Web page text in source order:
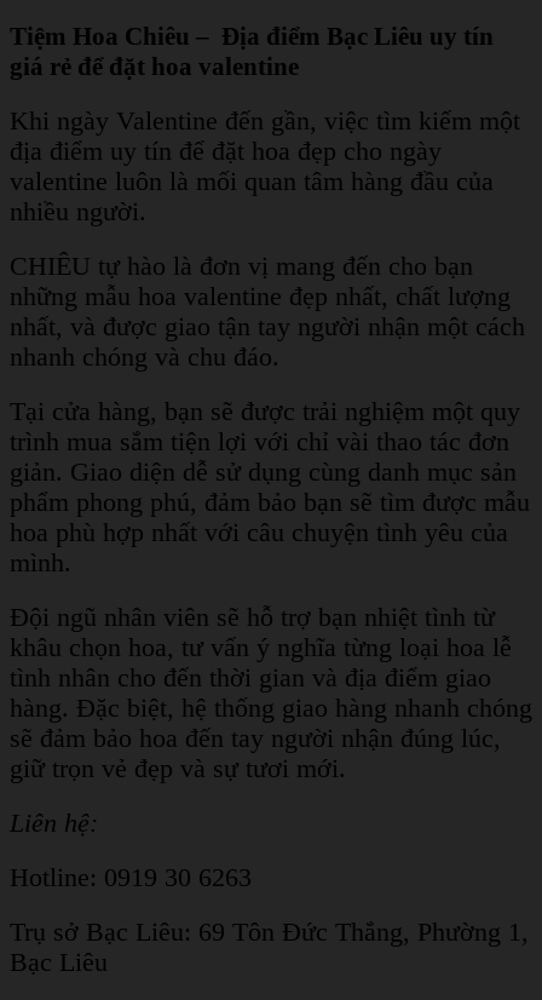
Tiệm Hoa Chiêu – Địa điểm Bạc Liêu uy tín
giá rẻ để đặt hoa valentine
Khi ngày Valentine đến gần, việc tìm kiếm một
địa điểm uy tín để đặt hoa đẹp cho ngày
valentine luôn là mối quan tâm hàng đầu của
nhiều người.
CHIÊU tự hào là đơn vị mang đến cho bạn
những mẫu hoa valentine đẹp nhất, chất lượng
nhất, và được giao tận tay người nhận một cách
nhanh chóng và chu đáo.
Tại cửa hàng, bạn sẽ được trải nghiệm một quy
trình mua sắm tiện lợi với chỉ vài thao tác đơn
giản. Giao diện dễ sử dụng cùng danh mục sản
phẩm phong phú, đảm bảo bạn sẽ tìm được mẫu
hoa phù hợp nhất với câu chuyện tình yêu của
mình.
Đội ngũ nhân viên sẽ hỗ trợ bạn nhiệt tình từ
khâu chọn hoa, tư vấn ý nghĩa từng loại hoa lễ
tình nhân cho đến thời gian và địa điểm giao
hàng. Đặc biệt, hệ thống giao hàng nhanh chóng
sẽ đảm bảo hoa đến tay người nhận đúng lúc,
giữ trọn vẻ đẹp và sự tươi mới.
Liên hệ:
Hotline: 0919 30 6263
Trụ sở Bạc Liêu: 69 Tôn Đức Thắng, Phường 1,
Bạc Liêu